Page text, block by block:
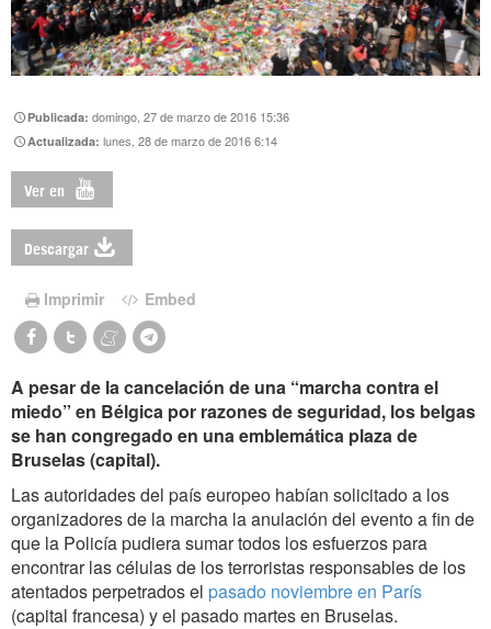
Publicada:domingo, 27 de marzo de 2016 15:36
Actualizada:lunes, 28 de marzo de 2016 6:14
Ver en
Descargar
Imprimir Embed
A pesar de la cancelación de una “marcha contra el
miedo” en Bélgica por razones de seguridad, los belgas
se han congregado en una emblemática plaza de
Bruselas (capital).
Las autoridades del país europeo habían solicitado a los
organizadores de la marcha la anulación del evento a fin de
que la Policía pudiera sumar todos los esfuerzos para
encontrar las células de los terroristas responsables de los
atentados perpetrados el pasado noviembre en París
(capital francesa) y el pasado martes en Bruselas.